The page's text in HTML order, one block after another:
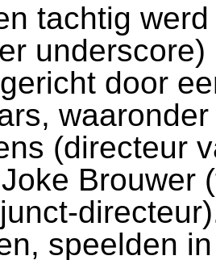
tachtig
underscore)
door
waaronder
(directeur
Brouwer
speelden